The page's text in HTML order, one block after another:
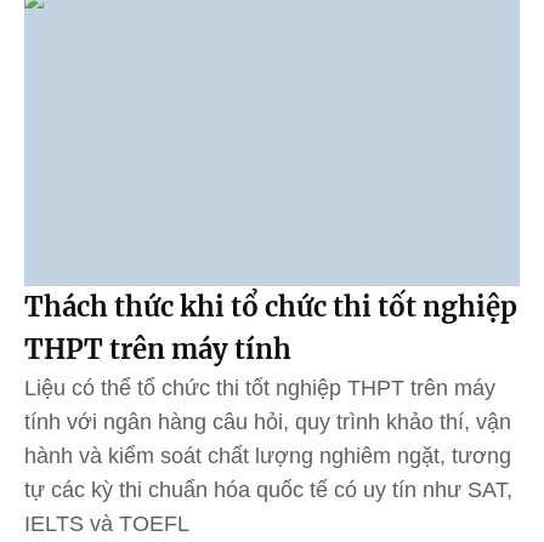
Thách thức khi tổ chức thi tốt nghiệp
THPT trên máy tính
Liệu có thể tổ chức thi tốt nghiệp THPT trên máy
tính với ngân hàng câu hỏi, quy trình khảo thí, vận
hành và kiểm soát chất lượng nghiêm ngặt, tương
tự các kỳ thi chuẩn hóa quốc tế có uy tín như SAT,
IELTS và TOEFL